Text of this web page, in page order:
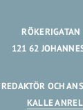
121 62
OCH
KALLE